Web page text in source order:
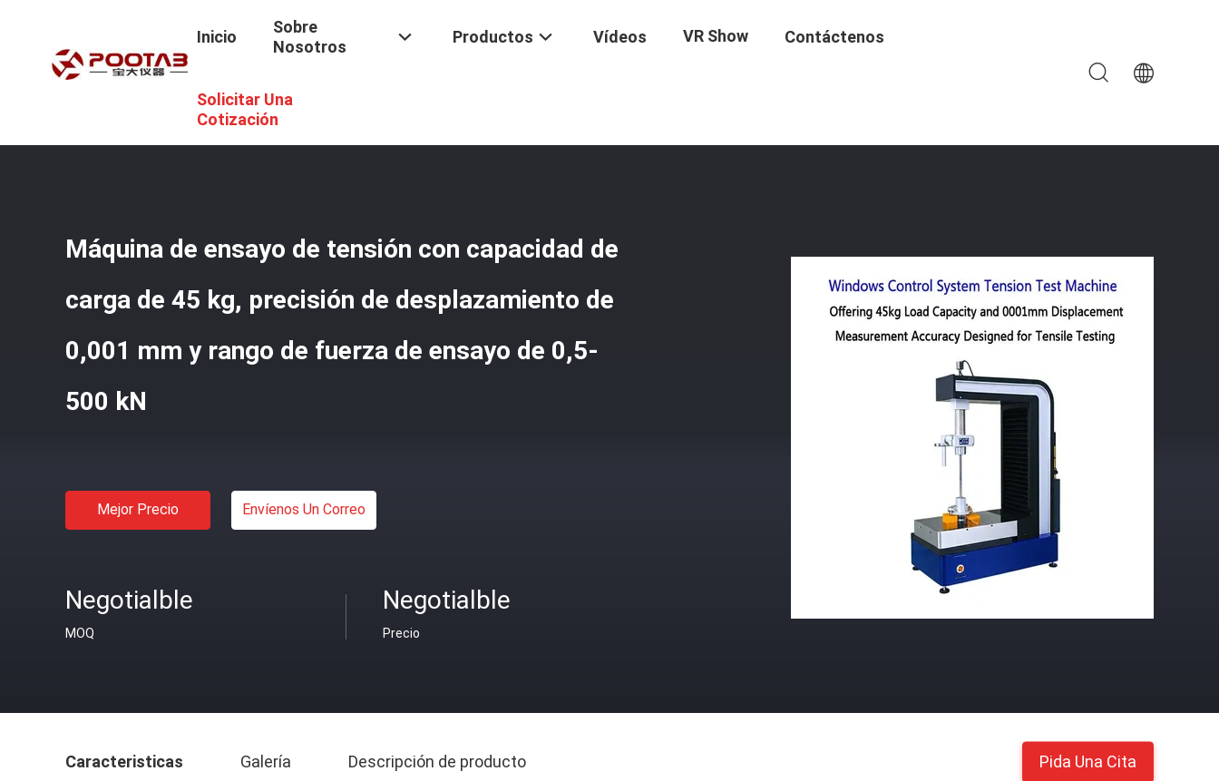
Inicio
Sobre
Nosotros
Productos Vídeos VR Show Contáctenos
Solicitar Una
Cotización
Máquina De La Prueba De Tensión
De Ensayo De 0,5-500 KN
Máquina de ensayo de tensión con capacidad de
carga de 45 kg, precisión de desplazamiento de
0,001 mm y rango de fuerza de ensayo de 0,5-
500 kN
Mejor Precio Envíenos Un Correo
Negotialble
MOQ
Negotialble
Precio
Caracteristicas Galería Descripción de producto Pida Una Cita